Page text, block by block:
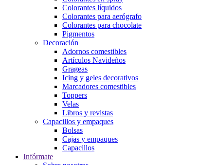
Colorantes líquidos
Colorantes para aerógrafo
Colorantes para chocolate
Pigmentos
Decoración
Adornos comestibles
Artículos Navideños
Grageas
Icing y geles decorativos
Marcadores comestibles
Toppers
Velas
Libros y revistas
Capacillos y empaques
Bolsas
Cajas y empaques
Capacillos
Infórmate